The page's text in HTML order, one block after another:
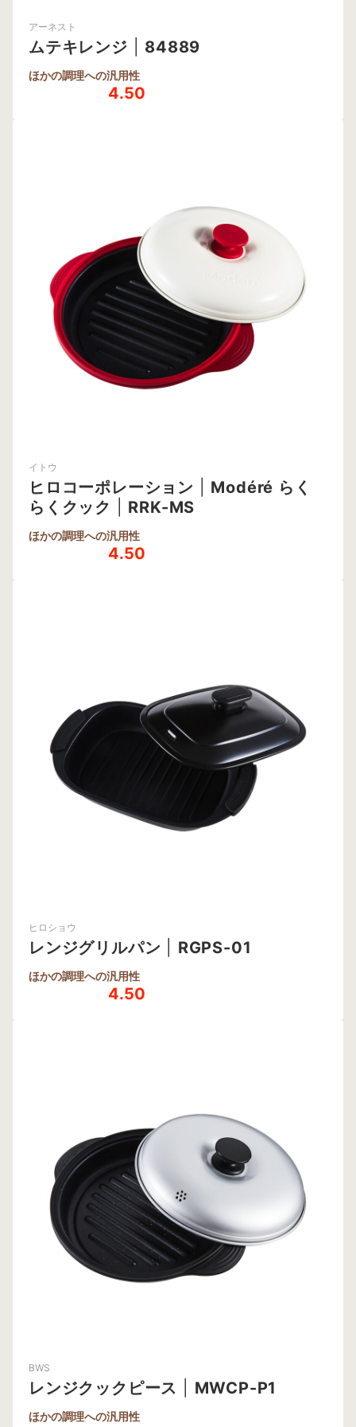
アーネスト
ムテキレンジ 84889
ほかの調理への汎用性
4.50
イトウ
ヒロコーポレーション
Modéré らく
らくクック
RRK-MS
ほかの調理への汎用性
4.50
ヒロショウ
レンジグリルパン RGPS-01
ほかの調理への汎用性
4.50
BWS
レンジクックピース MWCP-P1
ほかの調理への汎用性